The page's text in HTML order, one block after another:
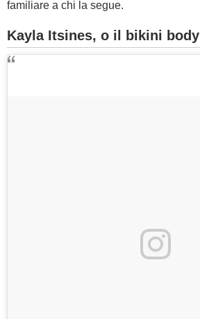
familiare a chi la segue.
Kayla Itsines, o il bikini body